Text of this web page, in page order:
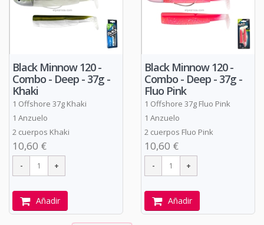
Black Minnow 120 -
Combo - Deep - 37g -
Khaki
1 Offshore 37g Khaki
1 Anzuelo
2 cuerpos Khaki
10,60 €
Añadir
Black Minnow 120 -
Combo - Deep - 37g -
Fluo Pink
1 Offshore 37g Fluo Pink
1 Anzuelo
2 cuerpos Fluo Pink
10,60 €
Añadir